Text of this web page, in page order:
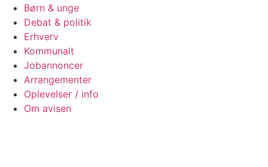
Børn & unge
Debat & politik
Erhverv
Kommunalt
Jobannoncer
Arrangementer
Oplevelser / info
Om avisen